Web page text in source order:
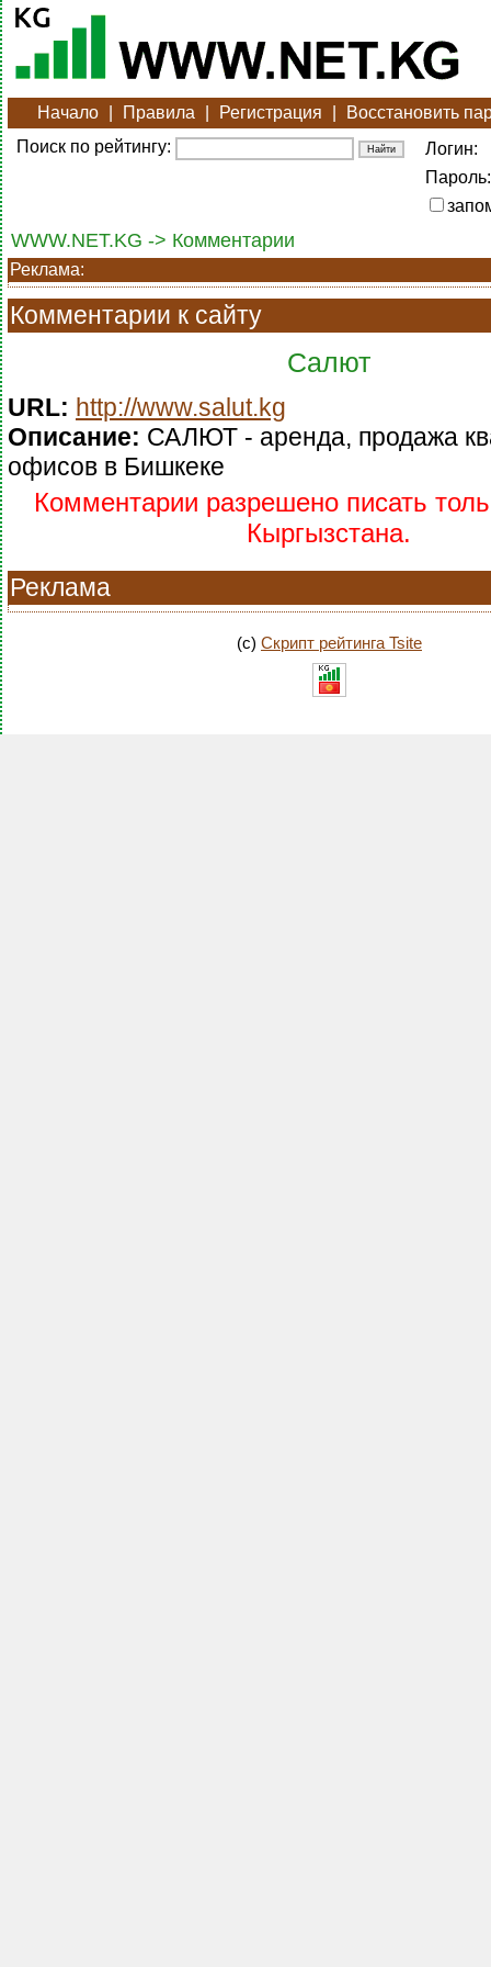
Начало Правила Регистрация
Восстановить
Поиск по рейтингу:
Логин:
Пароль:
WWW.NET.KG -> Комментарии
Реклама:
Комментарии к сайту
Салют
URL: http://www.salut.kg
Описание: САЛЮТ - аренда, продажа
офисов в Бишкеке
Комментарии разрешено писать
Кыргызстана.
Реклама
(c) Скрипт рейтинга Tsite